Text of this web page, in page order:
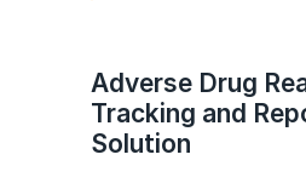
Adverse Drug
Tracking and
Solution